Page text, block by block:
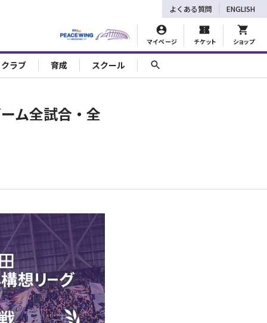
マイページ チケット ショップ
よくある質問 ENGLISH
ラブ 育成 スクール
ム全試合・全